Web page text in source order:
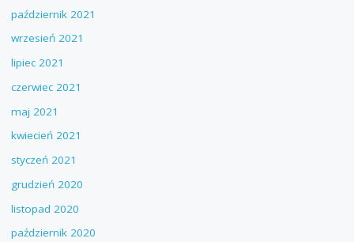
październik 2021
wrzesień 2021
lipiec 2021
czerwiec 2021
maj 2021
kwiecień 2021
styczeń 2021
grudzień 2020
listopad 2020
październik 2020